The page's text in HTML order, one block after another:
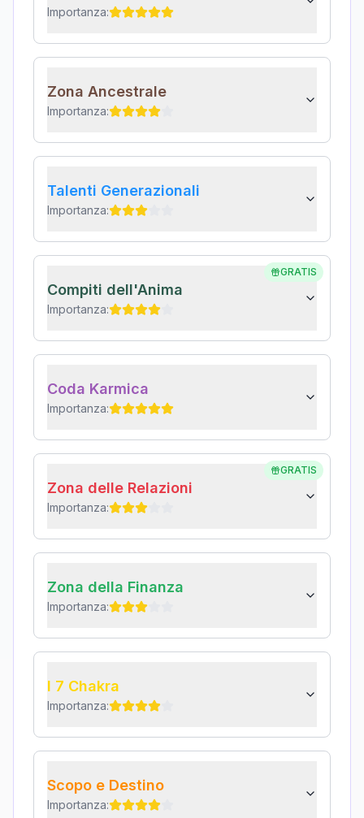
Importanza:
Zona Ancestrale
Importanza:
Talenti Generazionali
Importanza:
GRATIS
Compiti dell'Anima
Importanza:
Coda Karmica
Importanza:
GRATIS
Zona delle Relazioni
Importanza:
Zona della Finanza
Importanza:
I 7 Chakra
Importanza:
Scopo e Destino
Importanza: